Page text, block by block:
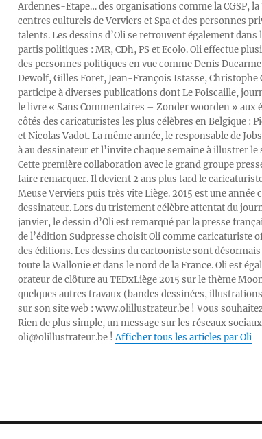
Ardennes-Etape… des organisations comme la CGSP, la
centres culturels de Verviers et Spa et des personnes
talents. Les dessins d’Oli se retrouvent également
partis politiques : MR, CDh, PS et Ecolo. Oli effectue
des personnes politiques en vue comme Denis
Dewolf, Gilles Foret, Jean-François Istasse, Christophe
participe à diverses publications dont Le Poiscaille,
le livre « Sans Commentaires – Zonder woorden » aux
côtés des caricaturistes les plus célèbres en Belgique :
et Nicolas Vadot. La même année, le responsable de
à au dessinateur et l’invite chaque semaine à illustrer le
Cette première collaboration avec le grand groupe
faire remarquer. Il devient 2 ans plus tard le
Meuse Verviers puis très vite Liège. 2015 est une année
dessinateur. Lors du tristement célèbre attentat du
janvier, le dessin d’Oli est remarqué par la presse
de l’édition Sudpresse choisit Oli comme caricaturiste
des éditions. Les dessins du cartooniste sont
toute la Wallonie et dans le nord de la France. Oli est
orateur de clôture au TEDxLiège 2015 sur le thème
quelques autres travaux (bandes dessinées,
sur son site web : www.olillustrateur.be ! Vous
Rien de plus simple, un message sur les réseaux
oli@olillustrateur.be !Afficher tous les articles par Oli